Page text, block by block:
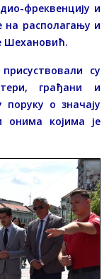
фреквенцију и
на располагању и
Шехановић.
су
грађани и
поруку о значају
онима којима је